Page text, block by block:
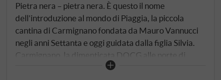
Pietra nera – pietra nera. È questo il nome
dell'introduzione al mondo di Piaggia, la piccola
cantina di Carmignano fondata da Mauro Vannucci
negli anni Settanta e oggi guidata dalla figlia Silvia.
Carmignano, la dimenticata DOCG alle porte di
Firenze, dove il Cabernet è ammesso in uvaggio fin